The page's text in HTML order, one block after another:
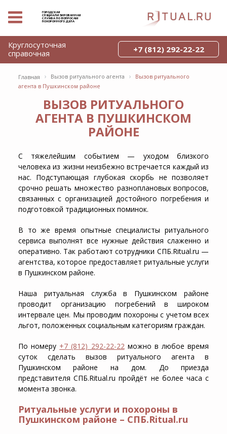
ГОРОДСКАЯ
СПЕЦИАЛИЗИРОВАННАЯ
СЛУЖБА ПО ВОПРОСАМ
ПОХОРОННОГО ДЕЛА
Главная › Вызов ритуального агента ›
Вызов ритуального
агента в Пушкинском районе
ВЫЗОВ РИТУАЛЬНОГО
АГЕНТА В ПУШКИНСКОМ
РАЙОНЕ
С тяжелейшим событием — уходом близкого
человека из жизни неизбежно встречается каждый из
нас. Подступающая глубокая скорбь не позволяет
срочно решать множество разноплановых вопросов,
связанных с организацией достойного погребения и
подготовкой традиционных поминок.
В то же время опытные специалисты ритуального
сервиса выполнят все нужные действия слаженно и
оперативно. Так работают сотрудники СПБ.Ritual.ru —
агентства, которое предоставляет ритуальные услуги
в Пушкинском районе.
Наша ритуальная служба в Пушкинском районе
проводит организацию погребений в широком
интервале цен. Мы проводим похороны с учетом всех
льгот, положенных социальным категориям граждан.
По номеру +7 (812) 292-22-22 можно в любое время
суток сделать вызов ритуального агента в
Пушкинском районе на дом. До приезда
представителя СПБ.Ritual.ru пройдёт не более часа с
момента звонка.
Ритуальные услуги и похороны в
Пушкинском районе – СПБ.Ritual.ru
Круглосуточная
справочная
+7 (812) 292-22-22